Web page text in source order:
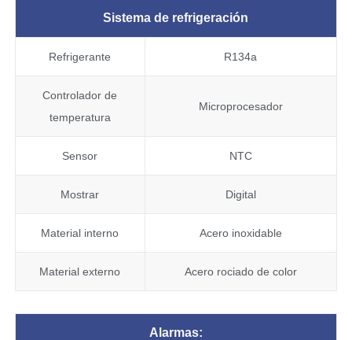
Sistema de refrigeración
Refrigerante R134a
Controlador de
temperatura
Microprocesador
Sensor NTC
Mostrar Digital
Material interno Acero inoxidable
Material externo Acero rociado de color
Alarmas: